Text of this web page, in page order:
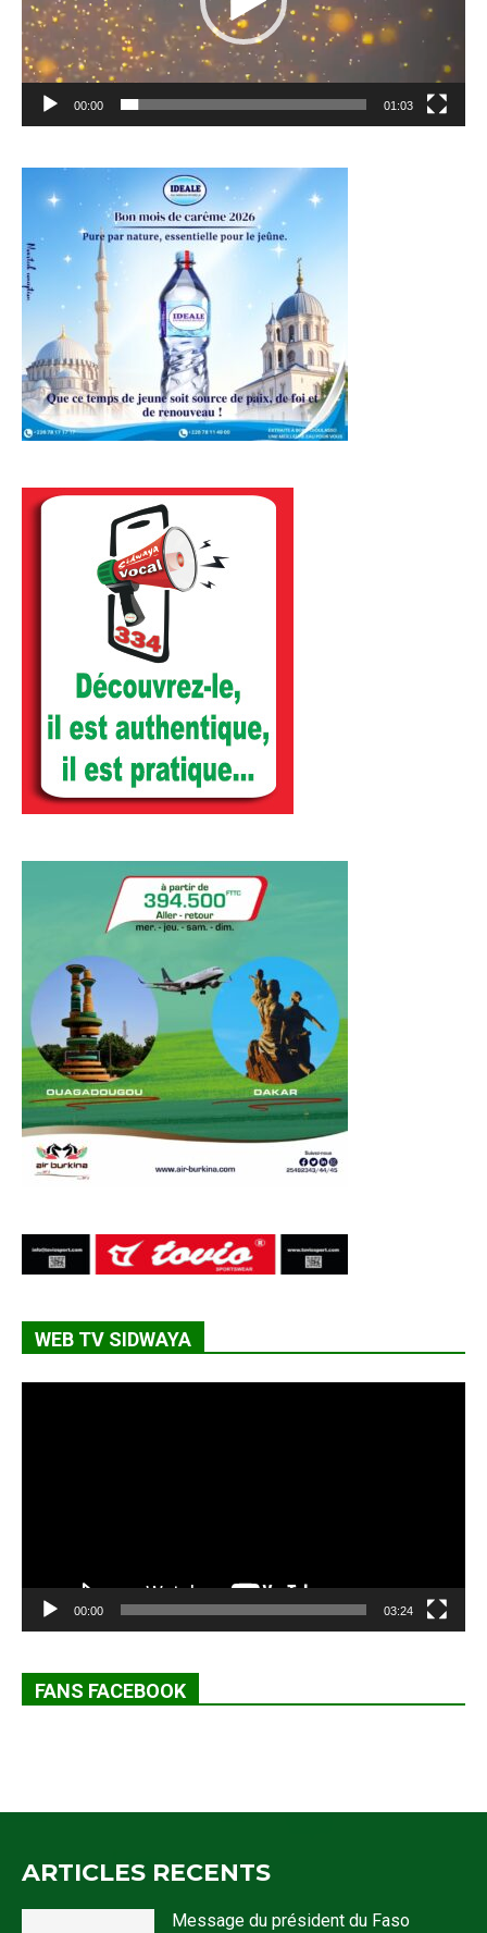
00:00 01:03
WEB TV SIDWAYA
00:00 03:24
FANS FACEBOOK
ARTICLES RECENTS
Message du président du Faso